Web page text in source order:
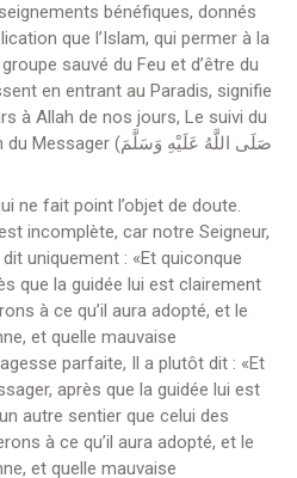
bénéfiques, donnés
que l’Islam, qui permer à la
sauvé du Feu et d’être du
en entrant au Paradis, signifie
à Allah de nos jours, Le suivi du
du Messager (صَلَى اللَّهُ عَلَيْهِ وَسَلَّمَ
ne fait point l’objet de doute.
incomplète, car notre Seigneur,
uniquement : «Et quiconque
que la guidée lui est clairement
à ce qu’il aura adopté, et le
et quelle mauvaise
parfaite, Il a plutôt dit : «Et
après que la guidée lui est
autre sentier que celui des
à ce qu’il aura adopté, et le
et quelle mauvaise